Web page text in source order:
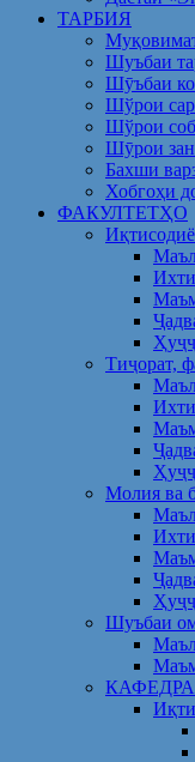
ТАРБИЯ
Шуъбаи
Шӯъбаи
Шўрои
Шўрои
Шӯрои
Бахши
Хобгоҳи
ФАКУЛТЕТҲО
Тиҷорат,
Молия ва
Шуъбаи